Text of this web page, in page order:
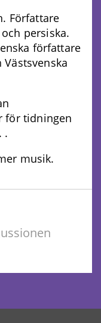
Författare
persiska.
författare
för tidningen
.
musik.